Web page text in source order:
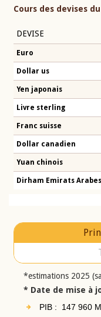
Cours des devises
DEVISE
Euro
Dollar us
Yen japonais
Livre sterling
Franc suisse
Dollar canadien
Yuan chinois
Dirham Emirats
*estimations 2025
* Date de mise à
PIB : 147 960